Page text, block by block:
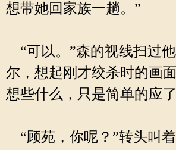
想带她回家族一趟。”
“可以。”森的视线扫过
尔，想起刚才绞杀时的画
想些什么，只是简单的应了
“顾苑，你呢？”转头叫